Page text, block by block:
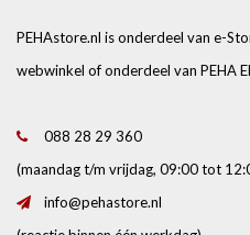
PEHAstore.nl is onderdeel van e-
webwinkel of onderdeel van PEHA
088 28 29 360
(maandag t/m vrijdag, 09:00 tot
info@pehastore.nl